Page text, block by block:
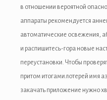
в отношении вероятной
аппараты рекомендуется
автоматические освежения,
и распишитесь-гора новые
переустановки. Чтобы
притом итогами лотерей имя
закачать приложение нужно